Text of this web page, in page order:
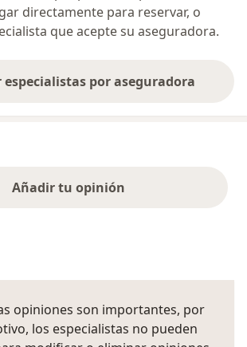
directamente para reservar, o
que acepte su aseguradora.
especialistas por aseguradora
Añadir tu opinión
opiniones son importantes, por
los especialistas no pueden